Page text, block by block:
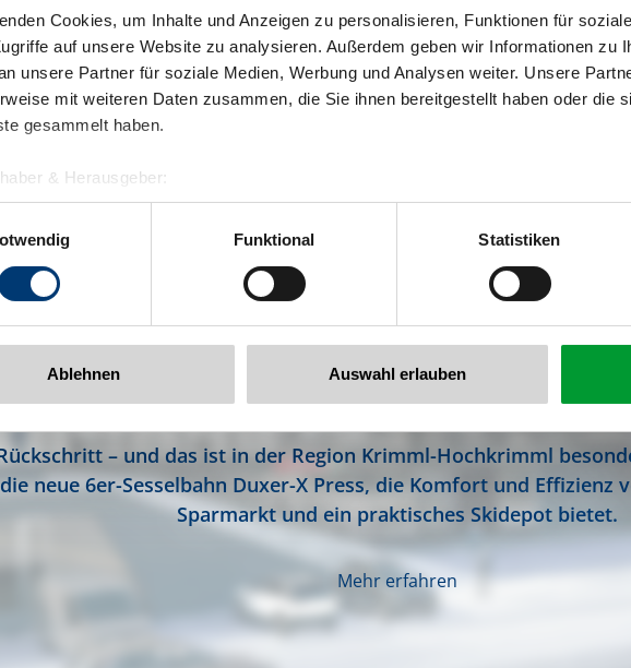
Cookies, um Inhalte und Anzeigen zu personalisieren, Funktionen für
auf unsere Website zu analysieren. Außerdem geben wir Informationen zu
unsere Partner für soziale Medien, Werbung und Analysen weiter. Unsere
mit weiteren Daten zusammen, die Sie ihnen bereitgestellt haben oder die
gesammelt haben.
& Herausgeber:
Zillertal GmbH & Co KG
A-6280 Zell am Ziller
Funktional Statistiken
Ablehnen Auswahl erlauben
PDF Downloaden
PDF Downloaden
NEWS WINTER
– und das ist in der Region Krimml-Hochkrimml
neue 6er-Sesselbahn Duxer-X Press, die Komfort und Effizienz
Sparmarkt und ein praktisches Skidepot bietet.
Mehr erfahren